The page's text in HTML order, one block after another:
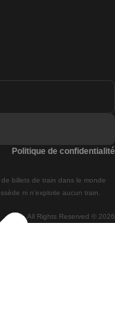
All Rights Reserved © 2026
billets de train dans le monde
ni n'exploite aucun train.
Politique de confidentialité